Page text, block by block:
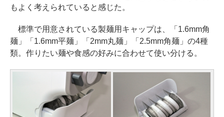
もよく考えられていると感じた。
標準で用意されている製麺用キャップは、「1.6mm角
麺」「1.6mm平麺」「2mm丸麺」「2.5mm角麺」の4種
類。作りたい麺や食感の好みに合わせて使い分ける。